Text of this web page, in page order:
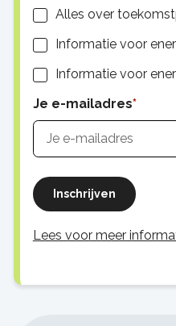
Alles over
Informatie voor
Informatie voor
Je e-mailadres
Inschrijven
Lees voor meer